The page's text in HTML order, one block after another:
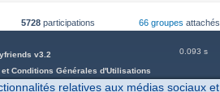
5728participations 66 groupes attachés
v3.2
Conditions Générales d'Utilisations
0.093 s
relatives aux médias sociaux et